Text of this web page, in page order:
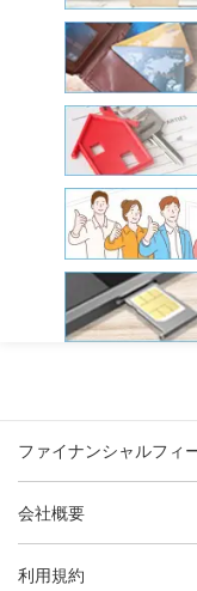
ファイナンシャルフィ
会社概要
利用規約